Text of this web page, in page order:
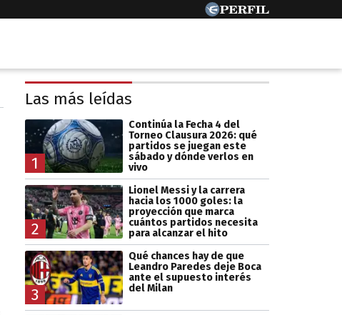
Las más leídas
1
Continúa la Fecha 4 del
Torneo Clausura 2026: qué
partidos se juegan este
sábado y dónde verlos en
vivo
2
Lionel Messi y la carrera
hacia los 1000 goles: la
proyección que marca
cuántos partidos necesita
para alcanzar el hito
3
Qué chances hay de que
Leandro Paredes deje Boca
ante el supuesto interés
del Milan